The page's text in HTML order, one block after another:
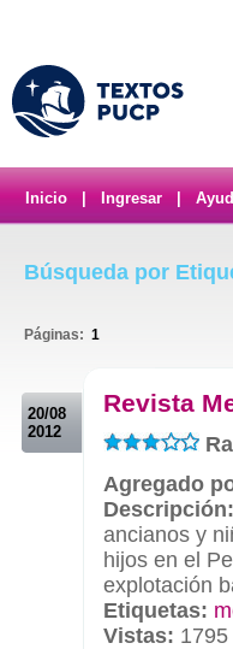
Inicio Ingresar
Búsqueda por
Páginas: 1
20/08
2012
Revista
Agregado
Descripción:
ancianos y
hijos en el
explotación
Etiquetas:
Vistas: 1795